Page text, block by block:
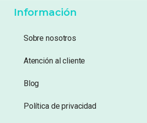
Información
Sobre nosotros
Atención al cliente
Blog
Política de privacidad